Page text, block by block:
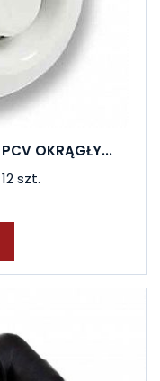
OKRĄGŁY...
szt.